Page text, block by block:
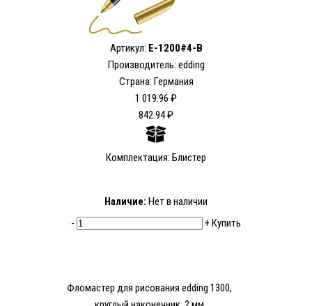
Артикул: E-1200#4-B
Производитель: edding
Страна: Германия
1 019.96 ₽
842.94 ₽
Комплектация: Блистер
Наличие: Нет в наличии
-
+Купить
Фломастер для рисования edding 1300,